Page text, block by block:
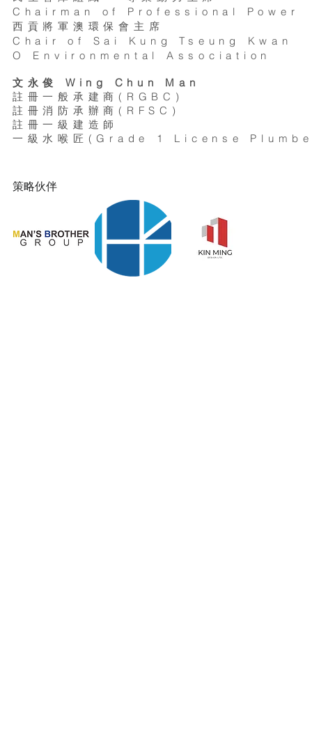
Chairman of Professional Power
西貢將軍澳環保會主席
Chair of Sai Kung Tseung Kwan
O Environmental Association
文永俊 Wing Chun Man
註冊一般承建商(RGBC)
註冊消防承辦商(RFSC)
註冊一級建造師
一級水喉匠(Grade 1 License
策略伙伴